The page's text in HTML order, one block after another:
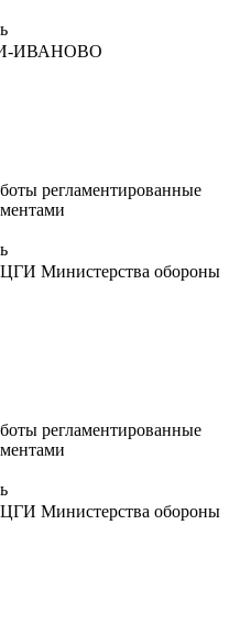
ИВАНОВО
регламентированные
Министерства обороны
регламентированные
Министерства обороны